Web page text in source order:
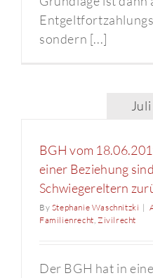
sondern [...]
BGH vom
einer Beziehung
Schwiegereltern
By Stephanie Waschnitzki |
Familienrecht ,Zivilrecht
Der BGH hat in